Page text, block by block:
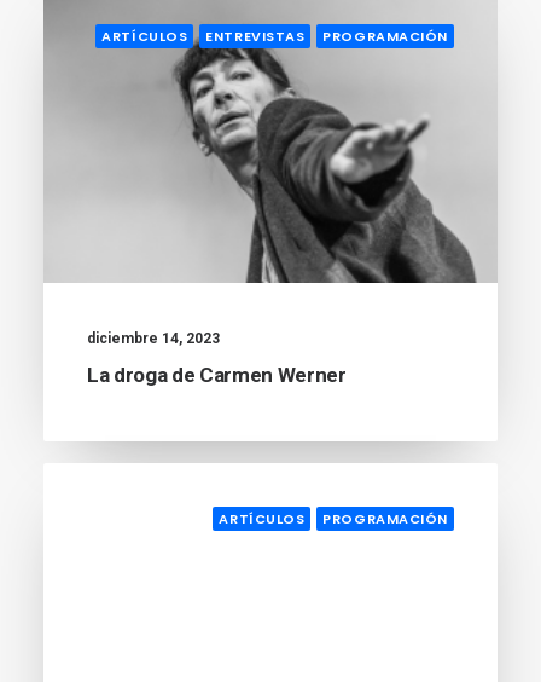
ARTÍCULOS ENTREVISTAS PROGRAMACIÓN
diciembre 14, 2023
La droga de Carmen Werner
ARTÍCULOS PROGRAMACIÓN